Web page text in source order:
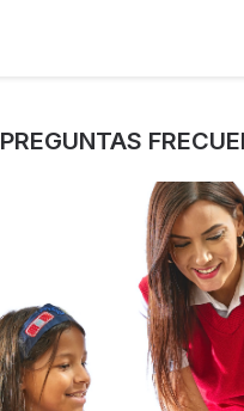
PREGUNTAS